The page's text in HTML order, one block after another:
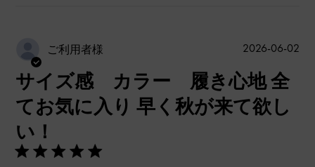
ご利用者様
サイズ感 カラー 履き心地 全
てお気に入り 早く秋が来て欲し
い！
公
2026-06-02